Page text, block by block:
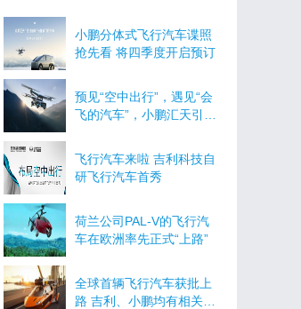
小鹏分体式飞行汽车谍照
抢先看 将四季度开启预订
预见“空中出行”，遇见“会
飞的汽车”，小鹏汇天引领
飞行汽车来啦 吉利科技自
研飞行汽车首秀
荷兰公司PAL-V的飞行汽
车在欧洲率先正式“上路”
全球首辆飞行汽车获批上
路 吉利、小鹏均有相关布